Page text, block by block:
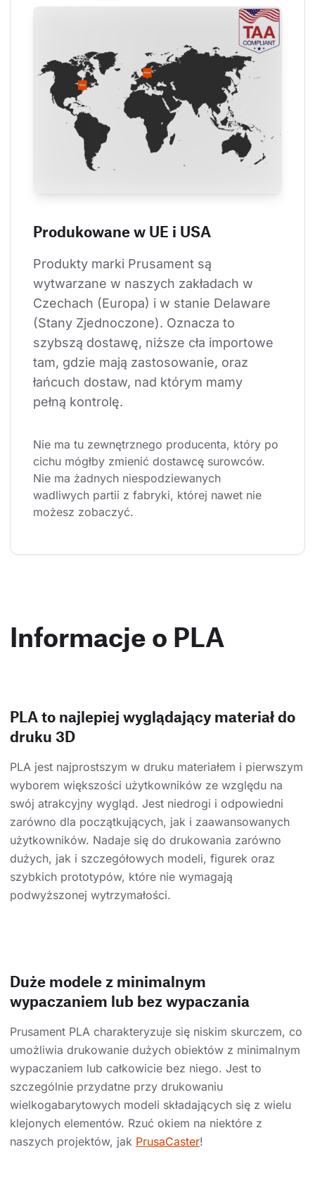
Produkowane w UE i USA
Produkty marki Prusament są
wytwarzane w naszych zakładach w
Czechach (Europa) i w stanie Delaware
(Stany Zjednoczone). Oznacza to
szybszą dostawę, niższe cła importowe
tam, gdzie mają zastosowanie, oraz
łańcuch dostaw, nad którym mamy
pełną kontrolę.
Nie ma tu zewnętrznego producenta, który po
cichu mógłby zmienić dostawcę surowców.
Nie ma żadnych niespodziewanych
wadliwych partii z fabryki, której nawet nie
możesz zobaczyć.
Informacje o PLA
PLA to najlepiej wyglądający materiał do
druku 3D
PLA jest najprostszym w druku materiałem i pierwszym
wyborem większości użytkowników ze względu na
swój atrakcyjny wygląd. Jest niedrogi i odpowiedni
zarówno dla początkujących, jak i zaawansowanych
użytkowników. Nadaje się do drukowania zarówno
dużych, jak i szczegółowych modeli, figurek oraz
szybkich prototypów, które nie wymagają
podwyższonej wytrzymałości.
Duże modele z minimalnym
wypaczaniem lub bez wypaczania
Prusament PLA charakteryzuje się niskim skurczem, co
umożliwia drukowanie dużych obiektów z minimalnym
wypaczaniem lub całkowicie bez niego. Jest to
szczególnie przydatne przy drukowaniu
wielkogabarytowych modeli składających się z wielu
klejonych elementów. Rzuć okiem na niektóre z
naszych projektów, jak PrusaCaster!